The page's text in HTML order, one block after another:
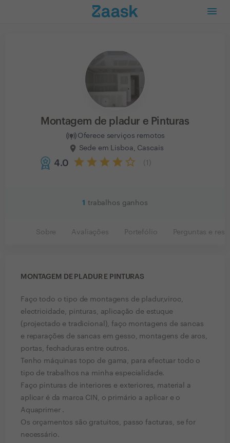
Montagem de pladur e Pinturas
Oferece serviços remotos
Sede em Lisboa, Cascais
4.0 1
1 trabalhos ganhos
Sobre Avaliações Portefólio Perguntas e
MONTAGEM DE PLADUR E PINTURAS
Faço todo o tipo de montagens de pladur,viroc,
electricidade, pinturas, aplicação de estuque
(projectado e tradicional), faço montagens de sancas
e reparações de sancas em gesso, montagens de aros,
portas, fechaduras entre outros.
Tenho máquinas topo de gama, para efectuar todo o
tipo de trabalhos na minha especialidade.
Faço pinturas de interiores e exteriores, material a
aplicar é da marca CIN, o primário a aplicar e o
Aquaprimer .
Os orçamentos são gratuitos, passo facturas, se for
necessário.